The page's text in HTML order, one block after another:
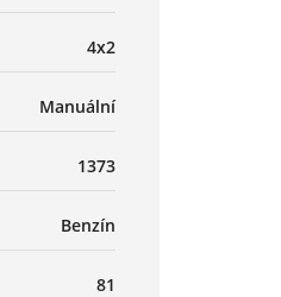
4x2
Manuální
1373
Benzín
81